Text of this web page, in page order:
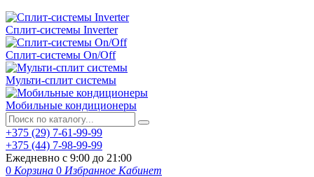
Сплит-системы Inverter
Сплит-системы On/Off
Мульти-сплит системы
Мобильные кондиционеры
+375 (29) 7-61-99-99
+375 (44) 7-98-99-99
Ежедневно с 9:00 до 21:00
0 Корзина 0 Избранное Кабинет